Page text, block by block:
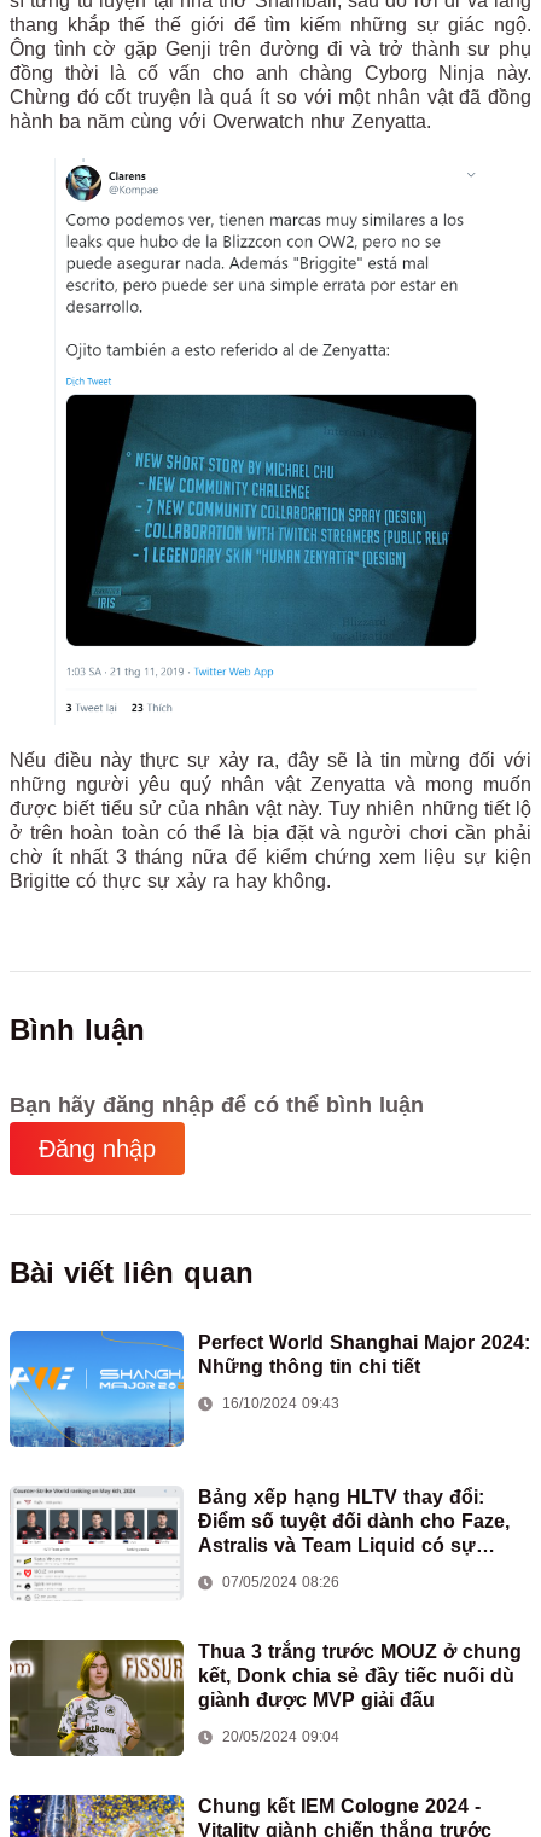
thang khắp thế thế giới để tìm kiếm những sự giác ngộ.
Ông tình cờ gặp Genji trên đường đi và trở thành sư phụ
đồng thời là cố vấn cho anh chàng Cyborg Ninja này.
Chừng đó cốt truyện là quá ít so với một nhân vật đã đồng
hành ba năm cùng với Overwatch như Zenyatta.
Nếu điều này thực sự xảy ra, đây sẽ là tin mừng đối với
những người yêu quý nhân vật Zenyatta và mong muốn
được biết tiểu sử của nhân vật này. Tuy nhiên những tiết lộ
ở trên hoàn toàn có thể là bịa đặt và người chơi cần phải
chờ ít nhất 3 tháng nữa để kiểm chứng xem liệu sự kiện
Brigitte có thực sự xảy ra hay không.
Bình luận
Bạn hãy đăng nhập để có thể bình luận
Đăng nhập
Bài viết liên quan
Perfect World Shanghai Major 2024:
Những thông tin chi tiết
16/10/2024 09:43
Bảng xếp hạng HLTV thay đổi:
Điểm số tuyệt đối dành cho Faze,
Astralis và Team Liquid có sự
07/05/2024 08:26
Thua 3 trắng trước MOUZ ở chung
kết, Donk chia sẻ đầy tiếc nuối dù
giành được MVP giải đấu
20/05/2024 09:04
Chung kết IEM Cologne 2024 -
Vitality giành chiến thắng trước